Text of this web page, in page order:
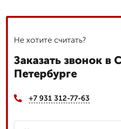
Не хотите считать?
Заказать звонок в
Петербурге
+7 931 312-77-63